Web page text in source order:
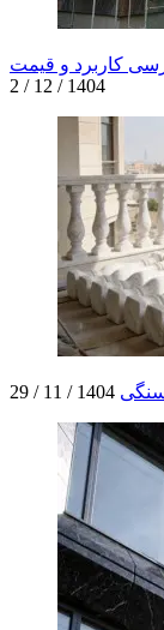
کاربرد و قیمت
1404 / 12 / 2
1404 / 11 / 29